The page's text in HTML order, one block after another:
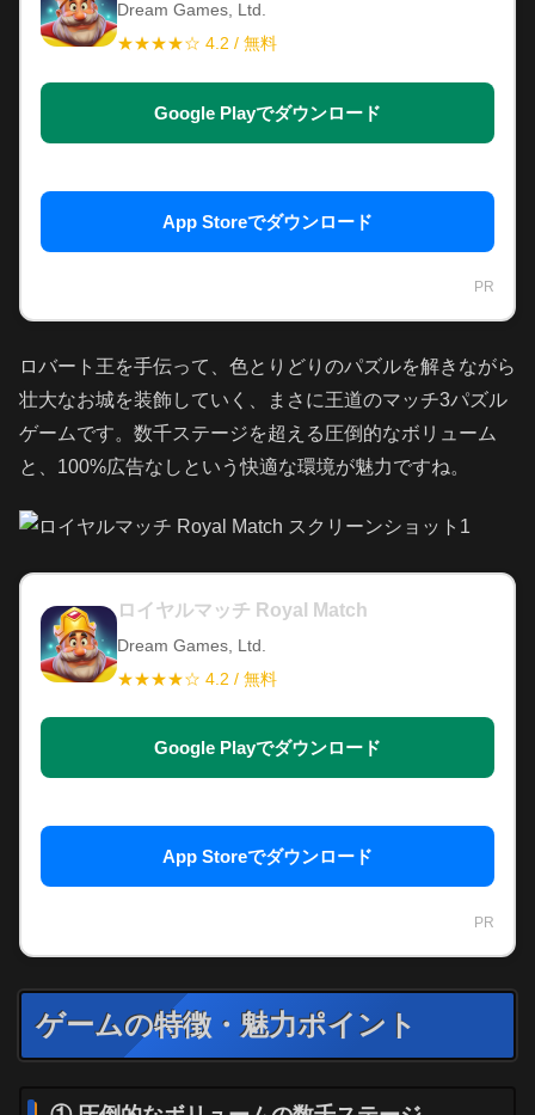
Dream Games, Ltd.
★★★★☆ 4.2 / 無料
Google Playでダウンロード
App Storeでダウンロード
PR
ロバート王を手伝って、色とりどりのパズルを解きながら
壮大なお城を装飾していく、まさに王道のマッチ3パズル
ゲームです。数千ステージを超える圧倒的なボリューム
と、100%広告なしという快適な環境が魅力ですね。
ロイヤルマッチ Royal Match
Dream Games, Ltd.
★★★★☆ 4.2 / 無料
Google Playでダウンロード
App Storeでダウンロード
PR
ゲームの特徴・魅力ポイント